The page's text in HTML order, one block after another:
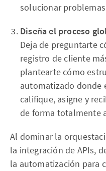
solucionar
Diseña el proceso
Deja de preguntarte
registro de cliente
plantearte cómo
automatizado donde
califique, asigne y
de forma totalmente
Al dominar la
la integración de APIs,
la automatización para